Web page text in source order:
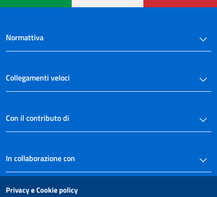
Normattiva
Collegamenti veloci
Con il contributo di
In collaborazione con
Privacy e Cookie policy